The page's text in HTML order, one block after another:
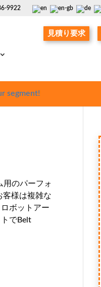
9922
見積り要求
segment!
用のパーフォ
客様は複雑な
ボットアー
でBelt